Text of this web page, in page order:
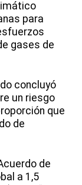
para
gases de
concluyó
un riesgo
que
de
de
a 1,5